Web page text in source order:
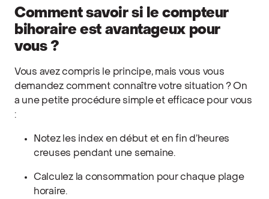
Comment savoir si le compteur
bihoraire est avantageux pour
vous ?
Vous avez compris le principe, mais vous vous
demandez comment connaître votre situation ? On
a une petite procédure simple et efficace pour vous
:
Notez les index en début et en fin d’heures
creuses pendant une semaine.
Calculez la consommation pour chaque plage
horaire.